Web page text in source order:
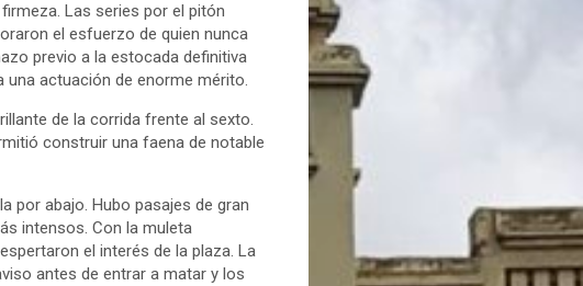
Las series por el pitón
el esfuerzo de quien nunca
previo a la estocada definitiva
actuación de enorme mérito.
de la corrida frente al sexto.
construir una faena de notable
por abajo. Hubo pasajes de gran
intensos. Con la muleta
el interés de la plaza. La
antes de entrar a matar y los